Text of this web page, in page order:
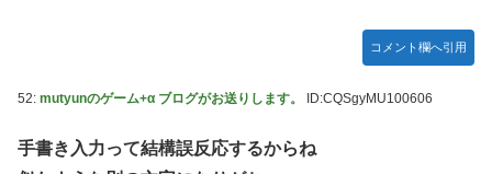
コメント欄へ引用
52: mutyunのゲーム+α ブログがお送りします。 ID:CQSgyMU100606
手書き入力って結構誤反応するからね